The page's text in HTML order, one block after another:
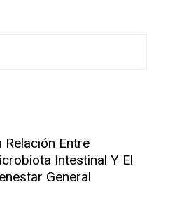
Relación Entre
Intestinal Y El
General